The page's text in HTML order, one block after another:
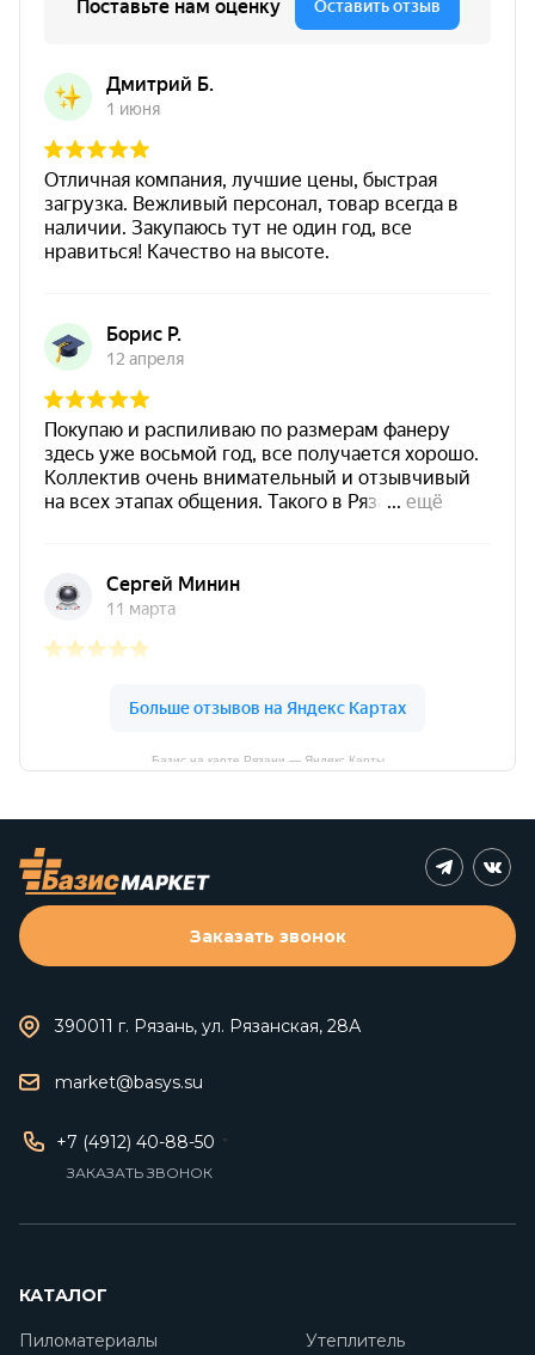
Базис на карте Рязани — Яндекс Карты
390011 г. Рязань, ул. Рязанская, 28А
market@basys.su
+7 (4912) 40-88-50
ЗАКАЗАТЬ ЗВОНОК
Заказать звонок
КАТАЛОГ
Пиломатериалы
Утеплитель